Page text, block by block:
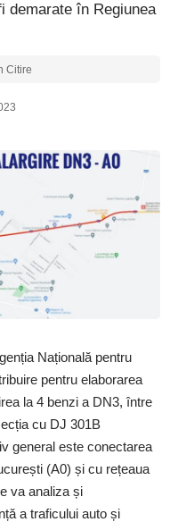
demarate în Regiunea
Citire
Națională pentru
pentru elaborarea
la 4 benzi a DN3, între
cu DJ 301B
general este conectarea
(A0) și cu rețeaua
va analiza și
a traficului auto și